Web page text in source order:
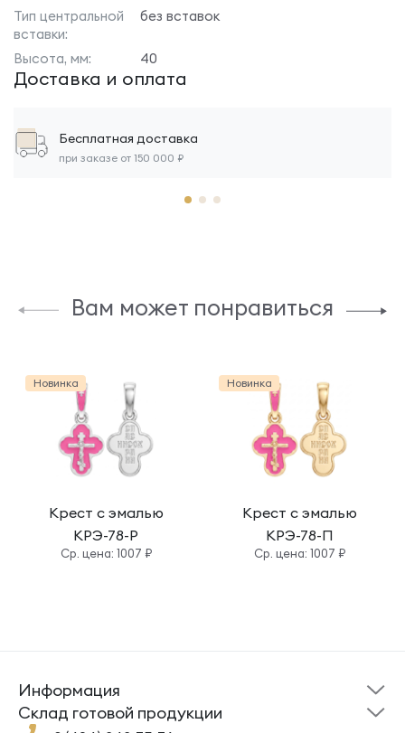
Тип центральной
вставки:
без вставок
Высота, мм: 40
Доставка и оплата
Бесплатная доставка
при заказе от 150 000 ₽
Вам может понравиться
Новинка
Крест с эмалью
КРЭ-78-Р
Cр. цена: 1007 ₽
Новинка
Крест с эмалью
КРЭ-78-П
Cр. цена: 1007 ₽
Информация
Склад готовой
продукции
Помощь
Cклад готовой продукции
Кресты Ложки